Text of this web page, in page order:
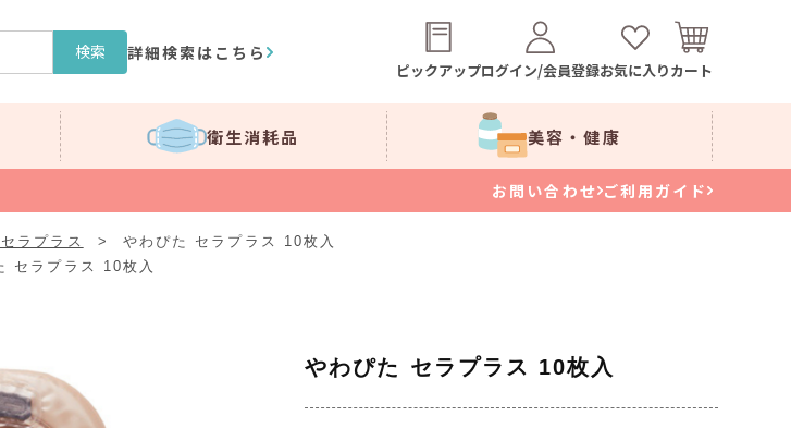
検索 詳細検索はこちら
ピックアップログイン/会員登録お気に入りカート
衛生消耗品 美容・健康
お問い合わせ ご利用ガイド
ラプラス >
やわぴた セラプラス 10枚入
セラプラス 10枚入
やわぴた セラプラス 10枚入